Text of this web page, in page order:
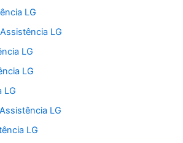
LG
LG
LG
LG
LG
LG
LG